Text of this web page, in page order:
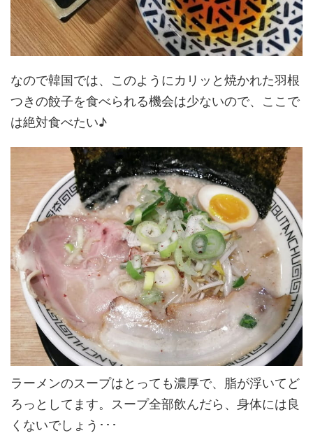
なので韓国では、このようにカリッと焼かれた羽根
つきの餃子を食べられる機会は少ないので、ここで
は絶対食べたい♪
ラーメンのスープはとっても濃厚で、脂が浮いてど
ろっとしてます。スープ全部飲んだら、身体には良
くないでしょう･･･